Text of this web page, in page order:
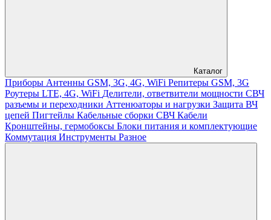
Каталог
Приборы Антенны GSM, 3G, 4G, WiFi Репитеры GSM, 3G
Роутеры LTE, 4G, WiFi Делители, ответвители мощности СВЧ
разъемы и переходники Аттенюаторы и нагрузки Защита ВЧ
цепей Пигтейлы Кабельные сборки СВЧ Кабели
Кронштейны, гермобоксы Блоки питания и комплектующие
Коммутация Инструменты Разное